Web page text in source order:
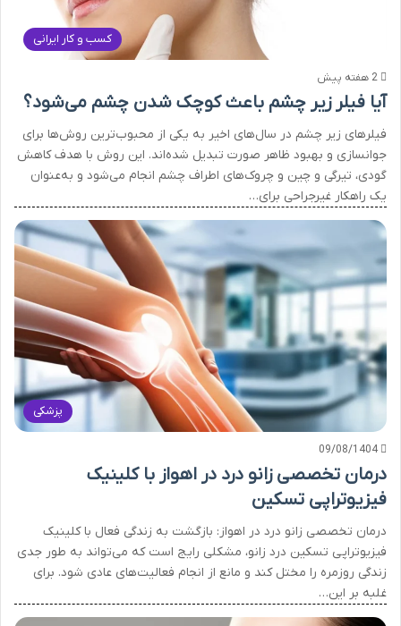
کسب و کار ایرانی
2 هفته پیش
آیا فیلر زیر چشم باعث کوچک شدن چشم می‌شود؟
فیلرهای زیر چشم در سال‌های اخیر به یکی از محبوب‌ترین روش‌ها برای
جوانسازی و بهبود ظاهر صورت تبدیل شده‌اند. این روش با هدف کاهش
گودی، تیرگی و چین و چروک‌های اطراف چشم انجام می‌شود و به‌عنوان
یک راهکار غیرجراحی برای…
پزشکی
09/08/1404
درمان تخصصی زانو درد در اهواز با کلینیک
فیزیوتراپی تسکین
درمان تخصصی زانو درد در اهواز: بازگشت به زندگی فعال با کلینیک
فیزیوتراپی تسکین درد زانو، مشکلی رایج است که می‌تواند به طور جدی
زندگی روزمره را مختل کند و مانع از انجام فعالیت‌های عادی شود. برای
غلبه بر این…